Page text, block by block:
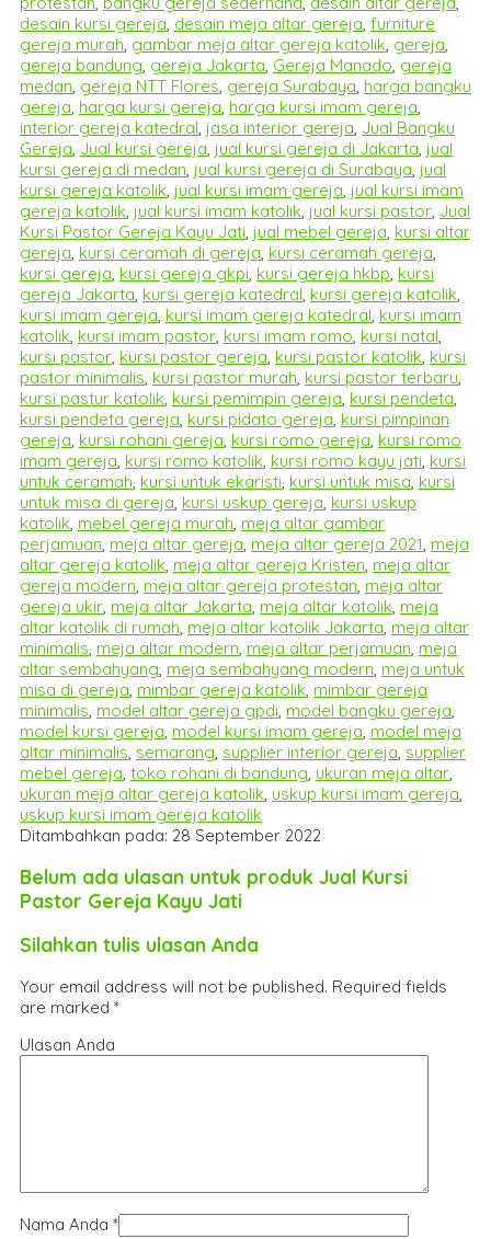
desain kursi gereja, desain meja altar gereja, furniture
gereja murah, gambar meja altar gereja katolik, gereja,
gereja bandung, gereja Jakarta, Gereja Manado, gereja
medan, gereja NTT Flores, gereja Surabaya, harga bangku
gereja, harga kursi gereja, harga kursi imam gereja,
interior gereja katedral, jasa interior gereja, Jual Bangku
Gereja, Jual kursi gereja, jual kursi gereja di Jakarta, jual
kursi gereja di medan, jual kursi gereja di Surabaya, jual
kursi gereja katolik, jual kursi imam gereja, jual kursi imam
gereja katolik, jual kursi imam katolik, jual kursi pastor, Jual
Kursi Pastor Gereja Kayu Jati, jual mebel gereja, kursi altar
gereja, kursi ceramah di gereja, kursi ceramah gereja,
kursi gereja, kursi gereja gkpi, kursi gereja hkbp, kursi
gereja Jakarta, kursi gereja katedral, kursi gereja katolik,
kursi imam gereja, kursi imam gereja katedral, kursi imam
katolik, kursi imam pastor, kursi imam romo, kursi natal,
kursi pastor, kursi pastor gereja, kursi pastor katolik, kursi
pastor minimalis, kursi pastor murah, kursi pastor terbaru,
kursi pastur katolik, kursi pemimpin gereja, kursi pendeta,
kursi pendeta gereja, kursi pidato gereja, kursi pimpinan
gereja, kursi rohani gereja, kursi romo gereja, kursi romo
imam gereja, kursi romo katolik, kursi romo kayu jati, kursi
untuk ceramah, kursi untuk ekaristi, kursi untuk misa, kursi
untuk misa di gereja, kursi uskup gereja, kursi uskup
katolik, mebel gereja murah, meja altar gambar
perjamuan, meja altar gereja, meja altar gereja 2021, meja
altar gereja katolik, meja altar gereja Kristen, meja altar
gereja modern, meja altar gereja protestan, meja altar
gereja ukir, meja altar Jakarta, meja altar katolik, meja
altar katolik di rumah, meja altar katolik Jakarta, meja altar
minimalis, meja altar modern, meja altar perjamuan, meja
altar sembahyang, meja sembahyang modern, meja untuk
misa di gereja, mimbar gereja katolik, mimbar gereja
minimalis, model altar gereja gpdi, model bangku gereja,
model kursi gereja, model kursi imam gereja, model meja
altar minimalis, semarang, supplier interior gereja, supplier
mebel gereja, toko rohani di bandung, ukuran meja altar,
ukuran meja altar gereja katolik, uskup kursi imam gereja,
uskup kursi imam gereja katolik
Ditambahkan pada: 28 September 2022
Belum ada ulasan untuk produk Jual Kursi
Pastor Gereja Kayu Jati
Silahkan tulis ulasan Anda
Your email address will not be published. Required fields
are marked *
Ulasan Anda
Nama Anda *